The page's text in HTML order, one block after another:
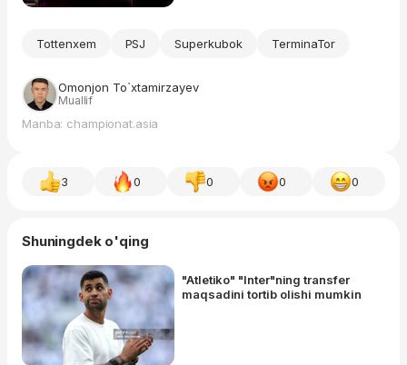
Tottenxem PSJ Superkubok TerminaTor
Omonjon To`xtamirzayev
Muallif
Manba: championat.asia
3 0 0 0 0
Shuningdek o'qing
"Atletiko" "Inter"ning transfer
maqsadini tortib olishi mumkin